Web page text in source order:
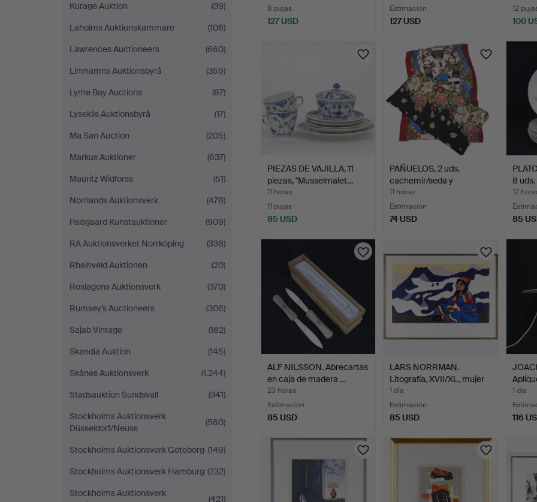
Kurage Auktion
(39)
Laholms Auktionskammare
(106)
Lawrences Auctioneers
(660)
Limhamns Auktionsbyrå
(359)
Lyme Bay Auctions
(87)
Lysekils Auktionsbyrå
(17)
Ma San Auction
(205)
Markus Auktioner
(637)
Mauritz Widforss
(51)
Norrlands Auktionsverk
(478)
Palsgaard Kunstauktioner
(909)
RA Auktionsverket Norrköping
(338)
Rheinveld Auktionen
(20)
Roslagens Auktionsverk
(370)
Rumsey’s Auctioneers
(306)
Sajab Vintage
(182)
Skandia Auktion
(145)
Skånes Auktionsverk
(1.244)
Stadsauktion Sundsvall
(341)
Stockholms Auktionsverk
Düsseldorf/Neuss
(560)
Stockholms Auktionsverk Göteborg (149)
Stockholms Auktionsverk Hamburg (232)
Stockholms Auktionsverk
(421)
8 pujas
127 USD
Estimación
127 USD
12
100
PIEZAS DE VAJILLA, 11
piezas, "Musselmalet…
11 horas
11 pujas
85 USD
PAÑUELOS, 2 uds.
cachemir/seda y
viscosa/a…
11 horas
Estimación
74 USD
8
12
85
ALF NILSSON. Abrecartas
en caja de madera …
23 horas
Estimación
85 USD
LARS NORRMAN.
Litografía, XVII/XL, mujer
s…
1 día
Estimación
85 USD
1 día
116